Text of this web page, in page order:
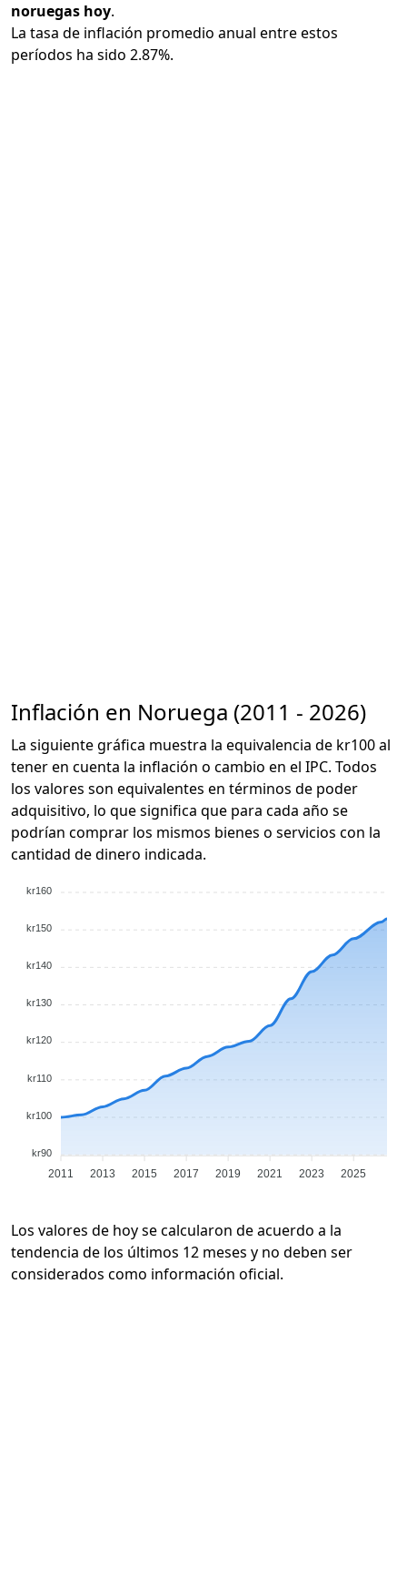
noruegas hoy.
La tasa de inflación promedio anual entre estos
períodos ha sido 2.87%.
Inflación en Noruega (2011 - 2026)
La siguiente gráfica muestra la equivalencia de kr100 al
tener en cuenta la inflación o cambio en el IPC. Todos
los valores son equivalentes en términos de poder
adquisitivo, lo que significa que para cada año se
podrían comprar los mismos bienes o servicios con la
cantidad de dinero indicada.
kr160
kr150
kr140
kr130
kr120
kr110
kr100
kr90
2011 2013 2015 2017 2019 2021 2023 2025
Los valores de hoy se calcularon de acuerdo a la
tendencia de los últimos 12 meses y no deben ser
considerados como información oficial.